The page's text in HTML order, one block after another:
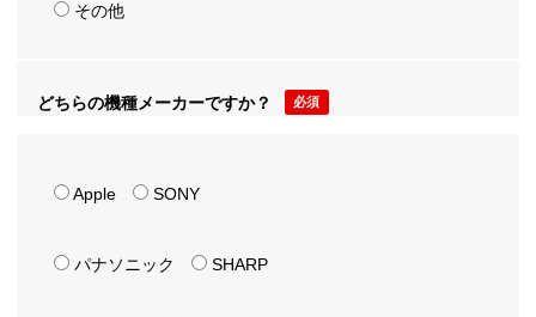
その他
どちらの機種メーカーですか？ 必須
Apple SONY
パナソニック SHARP